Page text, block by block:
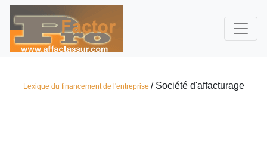
Lexique du financement de l'entreprise / Société d'affacturage